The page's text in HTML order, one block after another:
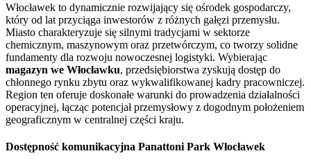
Włocławek to dynamicznie rozwijający się ośrodek gospodarczy,
który od lat przyciąga inwestorów z różnych gałęzi przemysłu.
Miasto charakteryzuje się silnymi tradycjami w sektorze
chemicznym, maszynowym oraz przetwórczym, co tworzy solidne
fundamenty dla rozwoju nowoczesnej logistyki. Wybierając
magazyn we Włocławku, przedsiębiorstwa zyskują dostęp do
chłonnego rynku zbytu oraz wykwalifikowanej kadry pracowniczej.
Region ten oferuje doskonałe warunki do prowadzenia działalności
operacyjnej, łącząc potencjał przemysłowy z dogodnym położeniem
geograficznym w centralnej części kraju.
Dostępność komunikacyjna Panattoni Park Włocławek